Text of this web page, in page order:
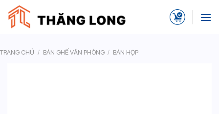
content
TRANG CHỦ / BÀN GHẾ VĂN PHÒNG / BÀN HỌP